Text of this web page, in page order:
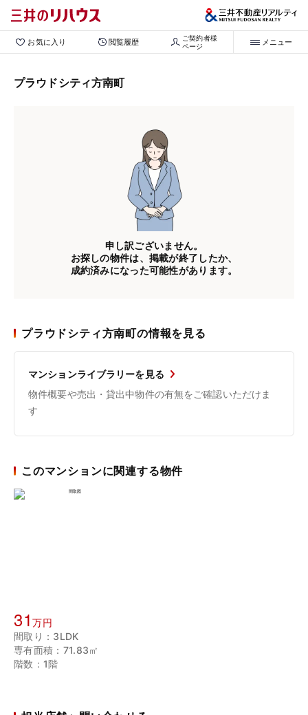
お気に入り 閲覧履歴
ご契約者様
ページ
メニュー
プラウドシティ方南町
申し訳ございません。
お探しの物件は、掲載が終了したか、
成約済みになった可能性があります。
プラウドシティ方南町の情報を見る
マンションライブラリーを見る
物件概要や売出・貸出中物件の有無をご確認いただけま
す
このマンションに関連する物件
31万円
間取り：3LDK
専有面積：71.83㎡
階数：1階